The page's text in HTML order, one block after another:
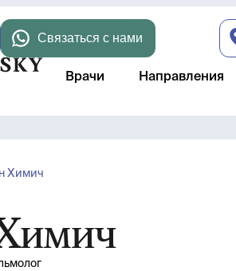
Связаться с нами
Врачи Направления
Химич